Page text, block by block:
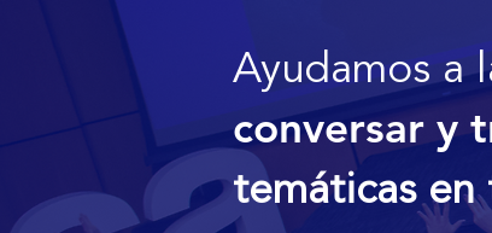
Ayudamos a
conversar y
temáticas en